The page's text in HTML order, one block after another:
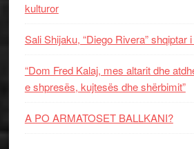
kulturor
Sali Shijaku, “Diego Rivera” shqiptar
“Dom Fred Kalaj, mes altarit dhe
e shpresës, kujtesës dhe shërbimit”
A PO ARMATOSET BALLKANI?